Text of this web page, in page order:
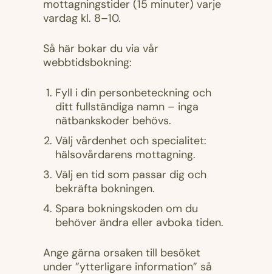
mottagningstider (15 minuter) varje
vardag kl. 8–10.
Så här bokar du via vår
webbtidsbokning:
Fyll i din personbeteckning och
ditt fullständiga namn – inga
nätbankskoder behövs.
Välj vårdenhet och specialitet:
hälsovårdarens mottagning.
Välj en tid som passar dig och
bekräfta bokningen.
Spara bokningskoden om du
behöver ändra eller avboka tiden.
Ange gärna orsaken till besöket
under ”ytterligare information” så